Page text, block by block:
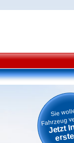
Sie
Fahrzeug
Jetzt